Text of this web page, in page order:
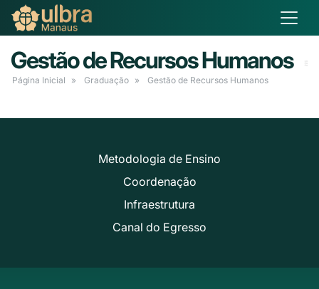
Gestão de Recursos Humanos
Página Inicial Graduação Gestão de Recursos Humanos
Metodologia de Ensino
Coordenação
Infraestrutura
Canal do Egresso